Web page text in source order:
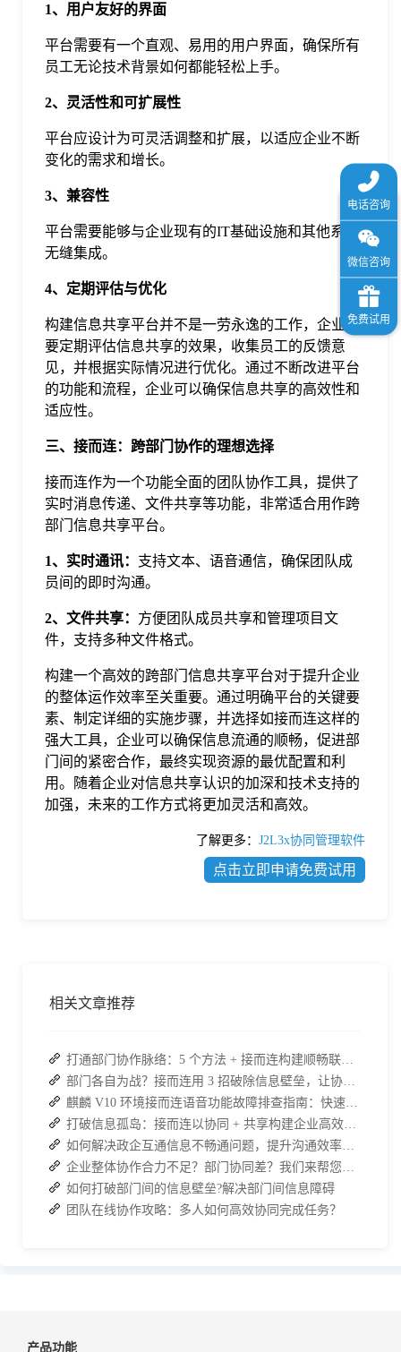
1、用户友好的界面
平台需要有一个直观、易用的用户界面，确保所有
员工无论技术背景如何都能轻松上手。
2、灵活性和可扩展性
平台应设计为可灵活调整和扩展，以适应企业不断
变化的需求和增长。
3、兼容性
平台需要能够与企业现有的IT基础设施和其他系统
无缝集成。
4、定期评估与优化
构建信息共享平台并不是一劳永逸的工作，企业需
要定期评估信息共享的效果，收集员工的反馈意
见，并根据实际情况进行优化。通过不断改进平台
的功能和流程，企业可以确保信息共享的高效性和
适应性。
三、接而连：跨部门协作的理想选择
接而连作为一个功能全面的团队协作工具，提供了
实时消息传递、文件共享等功能，非常适合用作跨
部门信息共享平台。
1、实时通讯： 支持文本、语音通信，确保团队成
员间的即时沟通。
2、文件共享： 方便团队成员共享和管理项目文
件，支持多种文件格式。
构建一个高效的跨部门信息共享平台对于提升企业
的整体运作效率至关重要。通过明确平台的关键要
素、制定详细的实施步骤，并选择如接而连这样的
强大工具，企业可以确保信息流通的顺畅，促进部
门间的紧密合作，最终实现资源的最优配置和利
用。随着企业对信息共享认识的加深和技术支持的
加强，未来的工作方式将更加灵活和高效。
了解更多： J2L3x协同管理软件
点击立即申请免费试用
相关文章推荐
打通部门协作脉络：5 个方法 + 接而连构建顺畅联动团队
部门各自为战？接而连用 3 招破除信息壁垒，让协作效率翻倍
麒麟 V10 环境接而连语音功能故障排查指南：快速恢复高效协作
打破信息孤岛：接而连以协同 + 共享构建企业高效办公生态
如何解决政企互通信息不畅通问题，提升沟通效率、打破信息壁垒
企业整体协作合力不足？部门协同差？我们来帮您攻破！
如何打破部门间的信息壁垒?解决部门间信息障碍
团队在线协作攻略：多人如何高效协同完成任务？
产品功能